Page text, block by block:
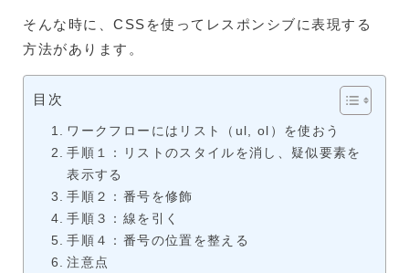
そんな時に、CSSを使ってレスポンシブに表現する
方法があります。
目次
ワークフローにはリスト（ul, ol）を使おう
手順１：リストのスタイルを消し、疑似要素を
表示する
手順２：番号を修飾
手順３：線を引く
手順４：番号の位置を整える
注意点